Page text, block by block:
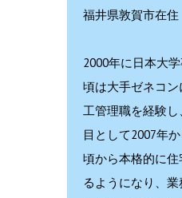
福井県敦賀市在住
2000年に日本大
頃は大手ゼネコ
工管理職を経験
目として2007年
頃から本格的に
るようになり、